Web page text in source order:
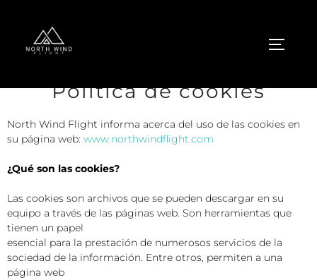
Política de cookies
North Wind Flight informa acerca del uso de las cookies en
su página web: www.northwindflight.com
¿Qué son las cookies?
Las cookies son archivos que se pueden descargar en su
equipo a través de las páginas web. Son herramientas que
tienen un papel
esencial para la prestación de numerosos servicios de la
sociedad de la información. Entre otros, permiten a una
página web